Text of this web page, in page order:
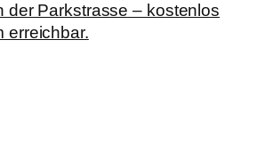
der Parkstrasse – kostenlos
erreichbar.